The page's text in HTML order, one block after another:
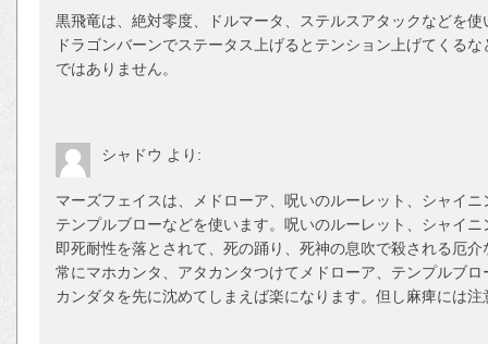
黒飛竜は、絶対零度、ドルマータ、ステルスアタックなどを使
ドラゴンバーンでステータス上げるとテンション上げてくる
ではありません。
シャドウ より:
マーズフェイスは、メドローア、呪いのルーレット、シャイニ
テンプルブローなどを使います。呪いのルーレット、シャイニ
即死耐性を落とされて、死の踊り、死神の息吹で殺される厄介
常にマホカンタ、アタカンタつけてメドローア、テンプルブロ
カンダタを先に沈めてしまえば楽になります。但し麻痺には注